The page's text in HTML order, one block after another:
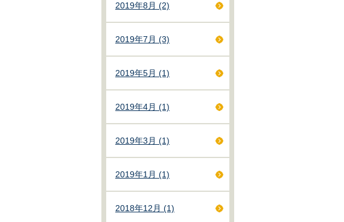
2019年8月 (2)
2019年7月 (3)
2019年5月 (1)
2019年4月 (1)
2019年3月 (1)
2019年1月 (1)
2018年12月 (1)